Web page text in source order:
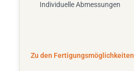
Individuelle Abmessungen
Zu den Fertigungsmöglichkeiten